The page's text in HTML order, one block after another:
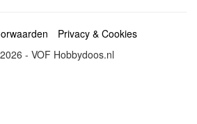
Privacy & Cookies
- VOF Hobbydoos.nl